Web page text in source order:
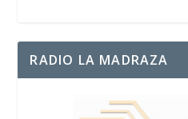
RADIO LA MADRAZA